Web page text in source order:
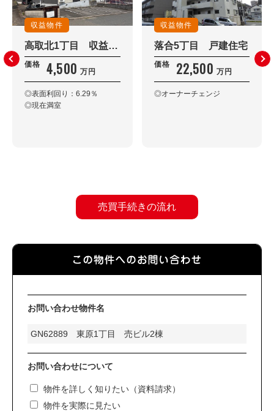
収益物件
高取北1丁目 収益物件
価格 4,500 万円
◎表面利回り：6.29％
◎現在満室
収益物件
落合5丁目 戸建住宅
価格 22,500 万円
◎オーナーチェンジ
売買手続きの流れ
お問い合わせ物件名
お問い合わせについて
物件を詳しく知りたい（資料請求）
物件を実際に見たい